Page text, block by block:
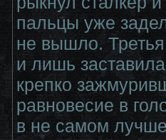
пальцы уже
не вышло.
и лишь
крепко
равновесие в
в не самом